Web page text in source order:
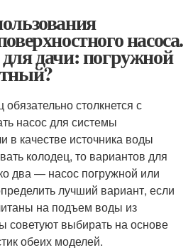
насоса.
дачи: погружной
столкнется с
насос для системы
в качестве источника воды
колодец, то вариантов для
два — насос погружной или
лучший вариант, если
на подъем воды из
советуют выбирать на основе
обеих моделей.